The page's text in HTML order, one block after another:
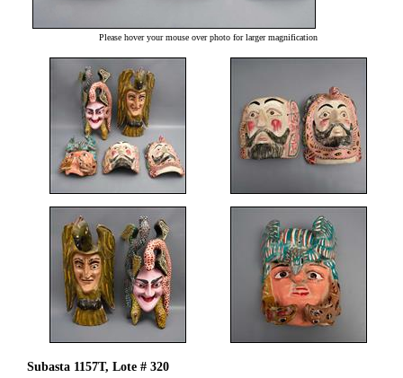
Please hover your mouse over photo for larger magnification
Subasta 1157T, Lote # 320